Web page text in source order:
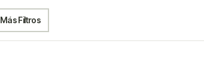
Más Filtros